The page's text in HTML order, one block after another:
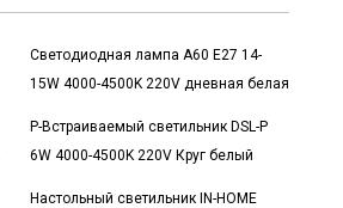
Светодиодная лампа A60 E27 14-
15W 4000-4500K 220V дневная белая
Р-Встраиваемый светильник DSL-P
6W 4000-4500K 220V Круг белый
Настольный светильник IN-HOME